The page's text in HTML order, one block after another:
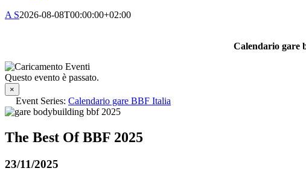
A S2026-08-08T00:00:00+02:00
Calendario gare
Questo evento è passato.
×
Event Series: Calendario gare BBF Italia
The Best Of BBF 2025
23/11/2025